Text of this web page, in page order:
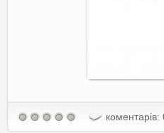
коментарів: